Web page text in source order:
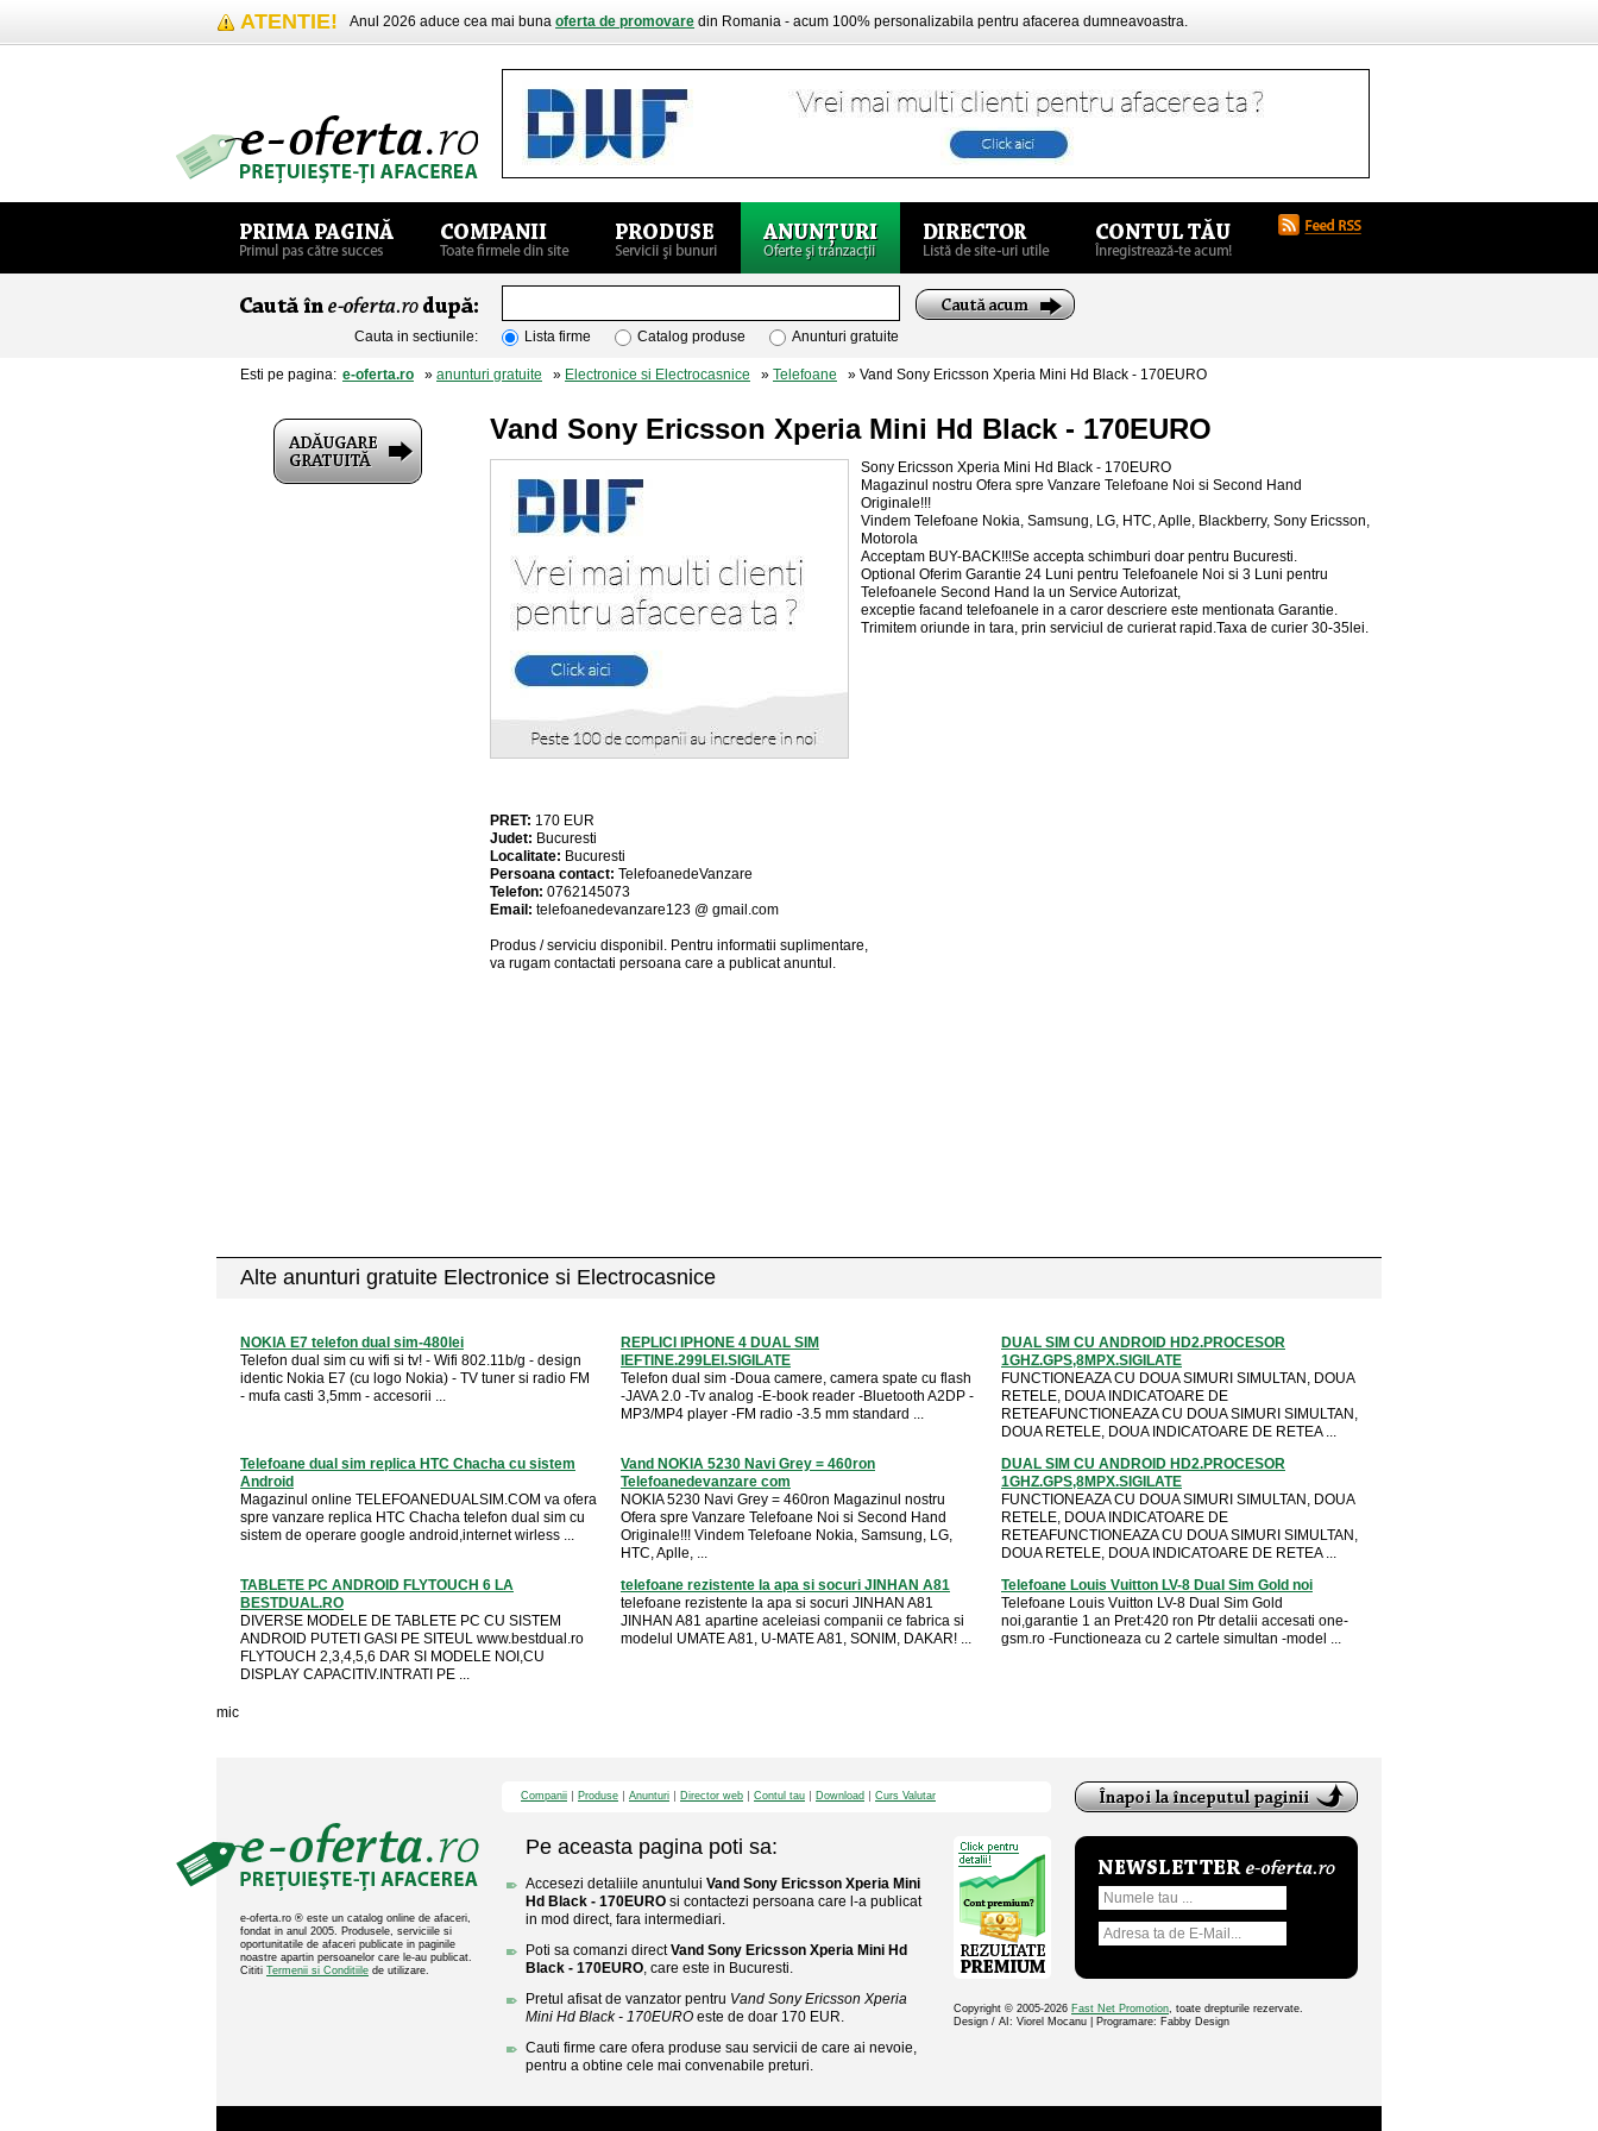
ATENTIE! Anul 2026 aduce cea mai buna oferta de promovare din Romania - acum 100% personalizabila pentru afacerea dumneavoastra.
Cauta in sectiunile: Lista firme Catalog produse Anunturi gratuite
Esti pe pagina: e-oferta.ro » anunturi gratuite » Electronice si Electrocasnice » Telefoane » Vand Sony Ericsson Xperia Mini Hd Black - 170EURO
Vand Sony Ericsson Xperia Mini Hd Black - 170EURO
Sony Ericsson Xperia Mini Hd Black - 170EURO
Magazinul nostru Ofera spre Vanzare Telefoane Noi si Second Hand
Originale!!!
Vindem Telefoane Nokia, Samsung, LG, HTC, Aplle, Blackberry, Sony Ericsson,
Motorola
Acceptam BUY-BACK!!!Se accepta schimburi doar pentru Bucuresti.
Optional Oferim Garantie 24 Luni pentru Telefoanele Noi si 3 Luni pentru
Telefoanele Second Hand la un Service Autorizat,
exceptie facand telefoanele in a caror descriere este mentionata Garantie.
Trimitem oriunde in tara, prin serviciul de curierat rapid.Taxa de curier 30-35lei.
PRET: 170 EUR
Judet: Bucuresti
Localitate: Bucuresti
Persoana contact: TelefoanedeVanzare
Telefon: 0762145073
Email: telefoanedevanzare123 @ gmail.com
Produs / serviciu disponibil . Pentru informatii suplimentare,
va rugam contactati persoana care a publicat anuntul.
Alte anunturi gratuite Electronice si Electrocasnice
NOKIA E7 telefon dual sim-480lei
Telefon dual sim cu wifi si tv! - Wifi 802.11b/g - design
identic Nokia E7 (cu logo Nokia) - TV tuner si radio FM
- mufa casti 3,5mm - accesorii ...
REPLICI IPHONE 4 DUAL SIM
IEFTINE.299LEI.SIGILATE
Telefon dual sim -Doua camere, camera spate cu flash
-JAVA 2.0 -Tv analog -E-book reader -Bluetooth A2DP -
MP3/MP4 player -FM radio -3.5 mm standard ...
DUAL SIM CU ANDROID HD2.PROCESOR
1GHZ.GPS,8MPX.SIGILATE
FUNCTIONEAZA CU DOUA SIMURI SIMULTAN, DOUA
RETELE, DOUA INDICATOARE DE
RETEAFUNCTIONEAZA CU DOUA SIMURI SIMULTAN,
DOUA RETELE, DOUA INDICATOARE DE RETEA ...
Telefoane dual sim replica HTC Chacha cu sistem
Android
Magazinul online TELEFOANEDUALSIM.COM va ofera
spre vanzare replica HTC Chacha telefon dual sim cu
sistem de operare google android,internet wirless ...
Vand NOKIA 5230 Navi Grey = 460ron
Telefoanedevanzare com
NOKIA 5230 Navi Grey = 460ron Magazinul nostru
Ofera spre Vanzare Telefoane Noi si Second Hand
Originale!!! Vindem Telefoane Nokia, Samsung, LG,
HTC, Aplle, ...
DUAL SIM CU ANDROID HD2.PROCESOR
1GHZ.GPS,8MPX.SIGILATE
FUNCTIONEAZA CU DOUA SIMURI SIMULTAN, DOUA
RETELE, DOUA INDICATOARE DE
RETEAFUNCTIONEAZA CU DOUA SIMURI SIMULTAN,
DOUA RETELE, DOUA INDICATOARE DE RETEA ...
TABLETE PC ANDROID FLYTOUCH 6 LA
BESTDUAL.RO
DIVERSE MODELE DE TABLETE PC CU SISTEM
ANDROID PUTETI GASI PE SITEUL www.bestdual.ro
FLYTOUCH 2,3,4,5,6 DAR SI MODELE NOI,CU
DISPLAY CAPACITIV.INTRATI PE ...
telefoane rezistente la apa si socuri JINHAN A81
telefoane rezistente la apa si socuri JINHAN A81
JINHAN A81 apartine aceleiasi companii ce fabrica si
modelul UMATE A81, U-MATE A81, SONIM, DAKAR! ...
Telefoane Louis Vuitton LV-8 Dual Sim Gold noi
Telefoane Louis Vuitton LV-8 Dual Sim Gold
noi,garantie 1 an Pret:420 ron Ptr detalii accesati one-
gsm.ro -Functioneaza cu 2 cartele simultan -model ...
mic
e-oferta.ro ® este un catalog online de afaceri,
fondat in anul 2005. Produsele, serviciile si
oportunitatile de afaceri publicate in paginile
noastre apartin persoanelor care le-au publicat.
Cititi Termenii si Conditiile de utilizare.
Companii Produse Anunturi Director web Contul tau Download Curs Valutar
Pe aceasta pagina poti sa:
Accesezi detaliile anuntului Vand Sony Ericsson Xperia Mini
Hd Black - 170EURO si contactezi persoana care l-a publicat
in mod direct, fara intermediari.
Poti sa comanzi directVand Sony Ericsson Xperia Mini Hd
Black - 170EURO, care este in Bucuresti.
Pretul afisat de vanzator pentru Vand Sony Ericsson Xperia
Mini Hd Black - 170EURO este de doar 170 EUR.
Cauti firme care ofera produse sau servicii de care ai nevoie,
pentru a obtine cele mai convenabile preturi.
Copyright © 2005-2026 Fast Net Promotion, toate drepturile rezervate.
Design / AI: Viorel Mocanu | Programare: Fabby Design